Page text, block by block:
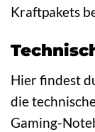
Kraftpakets
Hier findest
die
Gaming-